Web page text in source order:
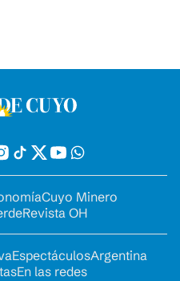
Cuyo Minero
Revista OH
EspectáculosArgentina
En las redes